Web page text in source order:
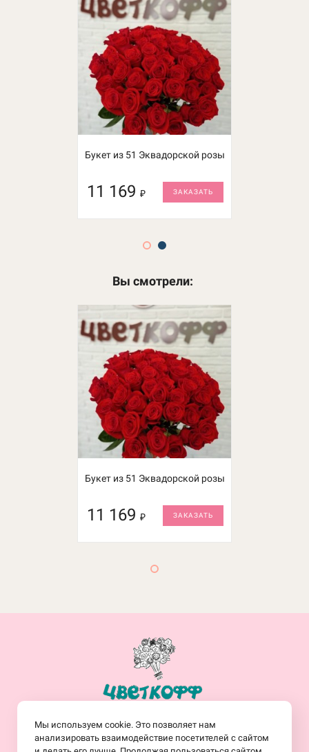
Букет из 51 Эквадорской розы
11 169 ₽ ЗАКАЗАТЬ
Букет из 25 роз Эквадор
4 975 ₽ ЗАКАЗАТЬ
Вы смотрели:
Букет из 51 Эквадорской розы
11 169 ₽ ЗАКАЗАТЬ
Заказать обратный звонок
Мы используем cookie. Это позволяет нам
анализировать взаимодействие посетителей с сайтом